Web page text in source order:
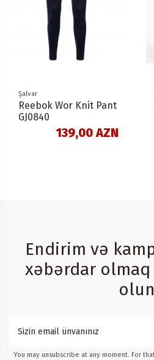
Şalvar
Reebok Wor Knit Pant
GJ0840
139,00 AZN
Endirim və
xəbərdar
olun
You may unsubscribe at any moment. For